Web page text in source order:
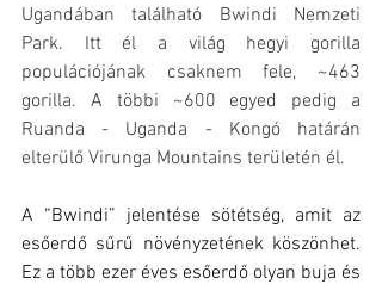
Ugandában található Bwindi Nemzeti
Park. Itt él a világ hegyi gorilla
populációjának csaknem fele, ~463
gorilla. A többi ~600 egyed pedig a
Ruanda - Uganda - Kongó határán
elterülő Virunga Mountains területén él.
A “Bwindi” jelentése sötétség, amit az
esőerdő sűrű növényzetének köszönhet.
Ez a több ezer éves esőerdő olyan buja és